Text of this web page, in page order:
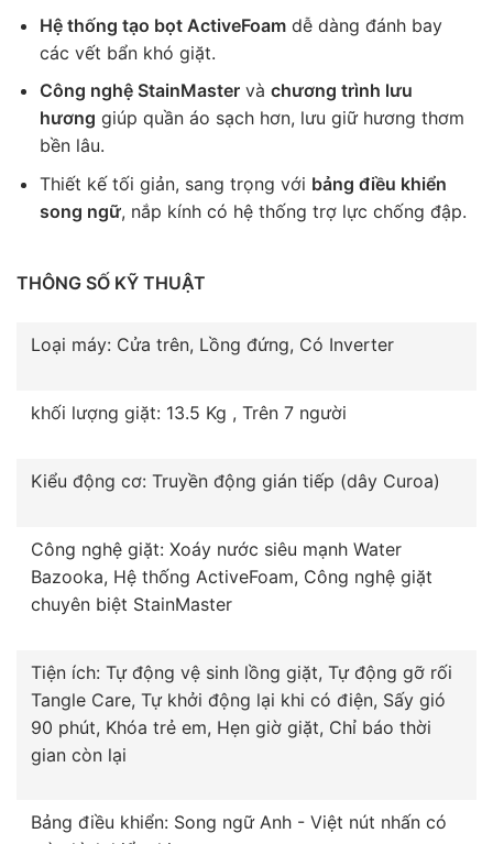
Hệ thống tạo bọt ActiveFoamdễ dàng đánh bay
các vết bẩn khó giặt.
Công nghệ StainMastervà chương trình lưu
hương giúp quần áo sạch hơn, lưu giữ hương thơm
bền lâu.
Thiết kế tối giản, sang trọng với bảng điều khiển
song ngữ, nắp kính có hệ thống trợ lực chống đập.
THÔNG SỐ KỸ THUẬT
Loại máy: Cửa trên, Lồng đứng, Có Inverter
khối lượng giặt: 13.5 Kg , Trên 7 người
Kiểu động cơ: Truyền động gián tiếp (dây Curoa)
Công nghệ giặt: Xoáy nước siêu mạnh Water
Bazooka, Hệ thống ActiveFoam, Công nghệ giặt
chuyên biệt StainMaster
Tiện ích: Tự động vệ sinh lồng giặt, Tự động gỡ rối
Tangle Care, Tự khởi động lại khi có điện, Sấy gió
90 phút, Khóa trẻ em, Hẹn giờ giặt, Chỉ báo thời
gian còn lại
Bảng điều khiển: Song ngữ Anh - Việt nút nhấn có